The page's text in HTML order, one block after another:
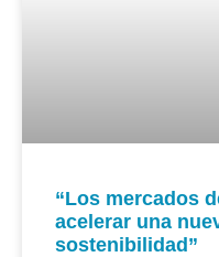
“Los mercados
acelerar una
sostenibilidad”